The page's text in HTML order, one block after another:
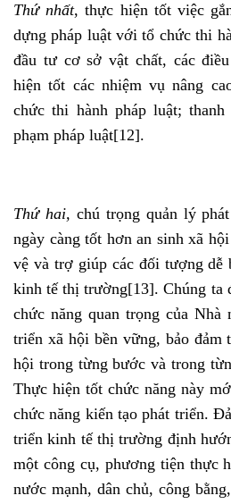
Thứ nhất, thực hiện tốt việc
dựng pháp luật với tổ chức thi
đầu tư cơ sở vật chất, các
hiện tốt các nhiệm vụ nâng
chức thi hành pháp luật;
phạm pháp luật[12].
Thứ hai, chú trọng quản lý
ngày càng tốt hơn an sinh xã
vệ và trợ giúp các đối tượng dễ
kinh tế thị trường[13]. Chúng ta
chức năng quan trọng của
triển xã hội bền vững, bảo đảm
hội trong từng bước và trong
Thực hiện tốt chức năng này
chức năng kiến tạo phát triển.
triển kinh tế thị trường định
một công cụ, phương tiện thực
nước mạnh, dân chủ, công